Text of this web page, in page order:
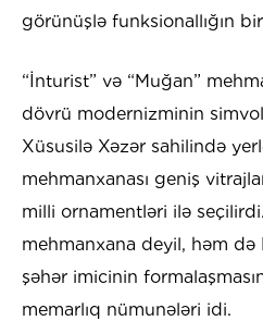
görünüşlə funksionallığın
“İnturist” və “Muğan”
dövrü modernizminin
Xüsusilə Xəzər sahilində
mehmanxanası geniş
milli ornamentləri ilə
mehmanxana deyil, həm də
şəhər imicinin
memarlıq nümunələri idi.